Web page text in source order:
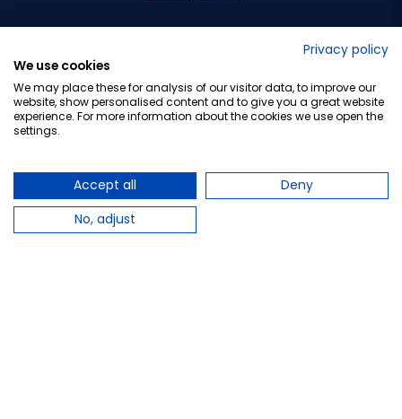
Privacy policy
We use cookies
We may place these for analysis of our visitor data, to improve our
website, show personalised content and to give you a great website
experience. For more information about the cookies we use open the
settings.
Accept all
Deny
No, adjust